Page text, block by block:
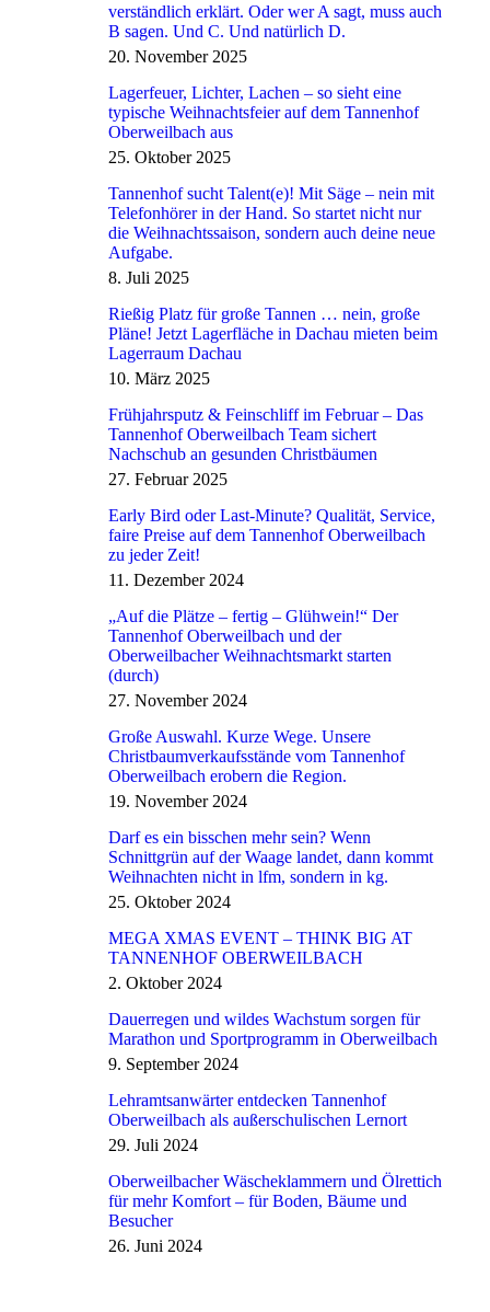
verständlich erklärt. Oder wer A sagt, muss auch
B sagen. Und C. Und natürlich D.
20. November 2025
Lagerfeuer, Lichter, Lachen – so sieht eine
typische Weihnachtsfeier auf dem Tannenhof
Oberweilbach aus
25. Oktober 2025
Tannenhof sucht Talent(e)! Mit Säge – nein mit
Telefonhörer in der Hand. So startet nicht nur
die Weihnachtssaison, sondern auch deine neue
Aufgabe.
8. Juli 2025
Rießig Platz für große Tannen … nein, große
Pläne! Jetzt Lagerfläche in Dachau mieten beim
Lagerraum Dachau
10. März 2025
Frühjahrsputz & Feinschliff im Februar – Das
Tannenhof Oberweilbach Team sichert
Nachschub an gesunden Christbäumen
27. Februar 2025
Early Bird oder Last-Minute? Qualität, Service,
faire Preise auf dem Tannenhof Oberweilbach
zu jeder Zeit!
11. Dezember 2024
„Auf die Plätze – fertig – Glühwein!“ Der
Tannenhof Oberweilbach und der
Oberweilbacher Weihnachtsmarkt starten
(durch)
27. November 2024
Große Auswahl. Kurze Wege. Unsere
Christbaumverkaufsstände vom Tannenhof
Oberweilbach erobern die Region.
19. November 2024
Darf es ein bisschen mehr sein? Wenn
Schnittgrün auf der Waage landet, dann kommt
Weihnachten nicht in lfm, sondern in kg.
25. Oktober 2024
MEGA XMAS EVENT – THINK BIG AT
TANNENHOF OBERWEILBACH
2. Oktober 2024
Dauerregen und wildes Wachstum sorgen für
Marathon und Sportprogramm in Oberweilbach
9. September 2024
Lehramtsanwärter entdecken Tannenhof
Oberweilbach als außerschulischen Lernort
29. Juli 2024
Oberweilbacher Wäscheklammern und Ölrettich
für mehr Komfort – für Boden, Bäume und
Besucher
26. Juni 2024